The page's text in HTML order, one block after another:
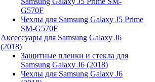
G570F
Чехлы для Samsung Galaxy J5 Prime
SM-G570F
Аксессуары для Samsung Galaxy J6
(2018)
Защитные пленки и стекла для
Samsung Galaxy J6 (2018)
Чехлы для Samsung Galaxy J6